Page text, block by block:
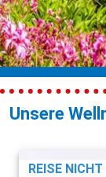
Unsere
REISE